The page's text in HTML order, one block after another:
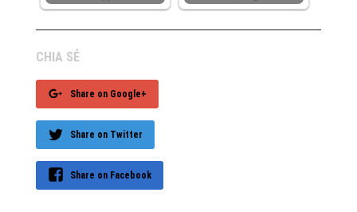
CHIA SẺ
Share on Google+
Share on Twitter
Share on Facebook